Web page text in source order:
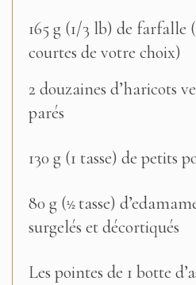
165 g (1/3 lb) de farfalle
courtes de votre choix)
2 douzaines d’haricots
parés
130 g (1 tasse) de petits
80 g (½ tasse)
surgelés et décortiqués
Les pointes de 1 botte